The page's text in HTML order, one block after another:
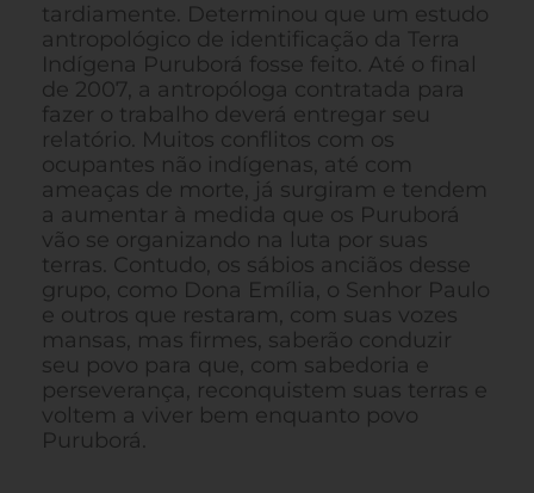
tardiamente. Determinou que um estudo
antropológico de identificação da Terra
Indígena Puruborá fosse feito. Até o final
de 2007, a antropóloga contratada para
fazer o trabalho deverá entregar seu
relatório. Muitos conflitos com os
ocupantes não indígenas, até com
ameaças de morte, já surgiram e tendem
a aumentar à medida que os Puruborá
vão se organizando na luta por suas
terras. Contudo, os sábios anciãos desse
grupo, como Dona Emília, o Senhor Paulo
e outros que restaram, com suas vozes
mansas, mas firmes, saberão conduzir
seu povo para que, com sabedoria e
perseverança, reconquistem suas terras e
voltem a viver bem enquanto povo
Puruborá.